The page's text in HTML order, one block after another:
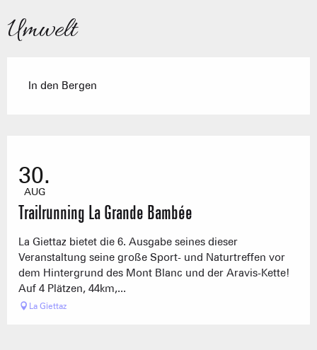
Umwelt
In den Bergen
30.
AUG
Trailrunning La Grande Bambée
La Giettaz bietet die 6. Ausgabe seines dieser
Veranstaltung seine große Sport- und Naturtreffen vor
dem Hintergrund des Mont Blanc und der Aravis-Kette!
Auf 4 Plätzen, 44km,...
La Giettaz